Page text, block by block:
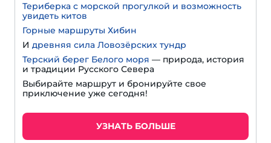
Териберка с морской прогулкой и возможность
увидеть китов
Горные маршруты Хибин
И древняя сила Ловозёрских тундр
Терский берег Белого моря — природа, история
и традиции Русского Севера
Выбирайте маршрут и бронируйте свое
приключение уже сегодня!
УЗНАТЬ БОЛЬШЕ